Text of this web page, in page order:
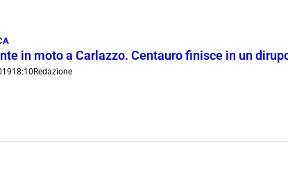
in moto a Carlazzo. Centauro finisce in un
18:10Redazione